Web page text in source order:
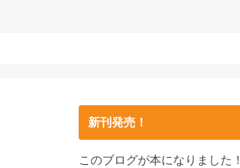
新刊発売！
このブログが本になりました！